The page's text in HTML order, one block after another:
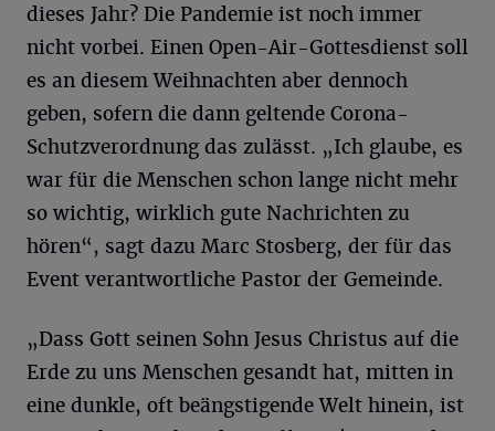
dieses Jahr? Die Pandemie ist noch immer
nicht vorbei. Einen Open-Air-Gottesdienst soll
es an diesem Weihnachten aber dennoch
geben, sofern die dann geltende Corona-
Schutzverordnung das zulässt. „Ich glaube, es
war für die Menschen schon lange nicht mehr
so wichtig, wirklich gute Nachrichten zu
hören“, sagt dazu Marc Stosberg, der für das
Event verantwortliche Pastor der Gemeinde.
„Dass Gott seinen Sohn Jesus Christus auf die
Erde zu uns Menschen gesandt hat, mitten in
eine dunkle, oft beängstigende Welt hinein, ist